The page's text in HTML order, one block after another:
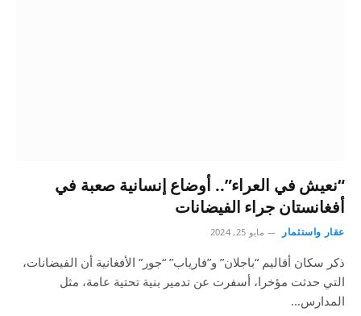
“نعيش في العراء”.. أوضاع إنسانية صعبة في
أفغانستان جراء الفيضانات
عقار واستثمار مايو 25, 2024
ذكر سكان أقاليم “باجلان” و”فارياب” “جور” الأفغانية أن الفيضانات،
التي حدثت مؤخرا، أسفرت عن تدمير بنية تحتية عامة، مثل
المدارس…